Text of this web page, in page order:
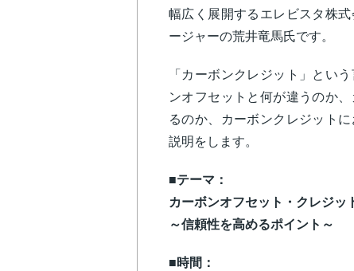
幅広く展開するエレビスタ株
ージャーの荒井竜馬氏です。
「カーボンクレジット」とい
ンオフセットと何が違うのか
るのか、カーボンクレジット
説明をします。
■テーマ：
カーボンオフセット・クレジッ
～信頼性を高めるポイント～
■時間：